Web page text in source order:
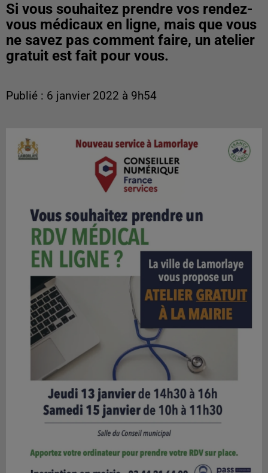
Si vous souhaitez prendre vos rendez-
vous médicaux en ligne, mais que vous
ne savez pas comment faire, un atelier
gratuit est fait pour vous.
Publié : 6 janvier 2022 à 9h54